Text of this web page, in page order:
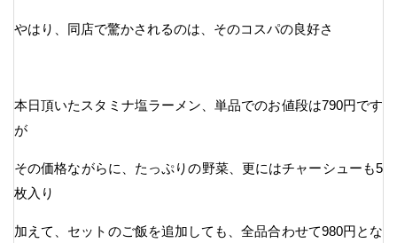
やはり、同店で驚かされるのは、そのコスパの良好さ
本日頂いたスタミナ塩ラーメン、単品でのお値段は790円です
が
その価格ながらに、たっぷりの野菜、更にはチャーシューも5
枚入り
加えて、セットのご飯を追加しても、全品合わせて980円とな